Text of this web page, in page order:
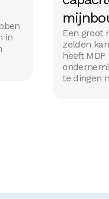
in
Een groot
zelden
heeft
te dingen